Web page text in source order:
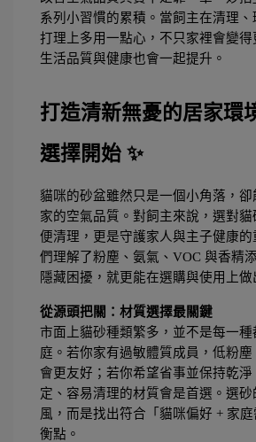
系列小習慣的累積。當飼主在清理
打理上多用一點心，不只家裡會變
生活品質與健康也會一起提升。
打造清新無憂的居家環
選擇開始 ✨
貓咪的砂盆雖然只是一個小角落，卻
家的空氣品質。對飼主來說，選對
便清理，更是守護家人與主子健康
們理解了粉塵、氨氣、VOC 與香精
隱藏困擾，就更能在選購與使用上做
從源頭把關：材質選擇最關鍵
市面上貓砂種類繁多，並不是每一種
庭。若你家有過敏體質成員，低粉
會更友好；若你希望省事並保持乾淨
定、容易清理的材質會是首選。選砂
風，而是找出符合「貓咪偏好 + 家
衡點。